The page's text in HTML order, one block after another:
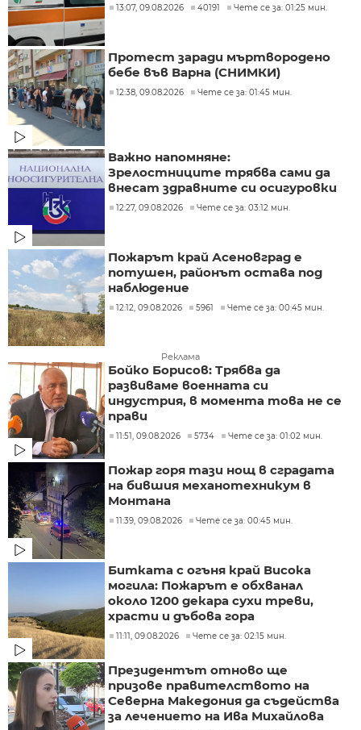
13:07, 09.08.2026 40191 Чете се за: 01:25 мин.
Протест заради мъртвородено
бебе във Варна (СНИМКИ)
12:38, 09.08.2026 Чете се за: 01:45 мин.
Важно напомняне:
Зрелостниците трябва сами да
внесат здравните си осигуровки
12:27, 09.08.2026 Чете се за: 03:12 мин.
Пожарът край Асеновград е
потушен, районът остава под
наблюдение
12:12, 09.08.2026 5961 Чете се за: 00:45 мин.
Реклама
Бойко Борисов: Трябва да
развиваме военната си
индустрия, в момента това не се
прави
11:51, 09.08.2026 5734 Чете се за: 01:02 мин.
Пожар горя тази нощ в сградата
на бившия механотехникум в
Монтана
11:39, 09.08.2026 Чете се за: 00:45 мин.
Битката с огъня край Висока
могила: Пожарът е обхванал
около 1200 декара сухи треви,
храсти и дъбова гора
11:11, 09.08.2026 Чете се за: 02:15 мин.
Президентът отново ще
призове правителството на
Северна Македония да съдейства
за лечението на Ива Михайлова